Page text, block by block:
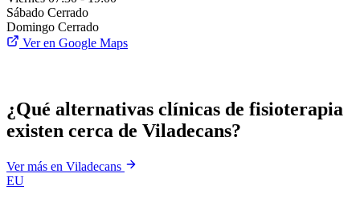
Sábado Cerrado
Domingo Cerrado
Ver en Google Maps
¿Qué alternativas clínicas de fisioterapia
existen cerca de Viladecans?
Ver más en Viladecans
EU